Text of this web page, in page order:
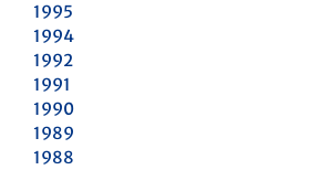
1995
1994
1992
1991
1990
1989
1988